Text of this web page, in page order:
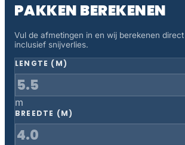
PAKKEN BEREKENEN
Vul de afmetingen in en wij berekenen
inclusief snijverlies.
LENGTE (M)
m
BREEDTE (M)